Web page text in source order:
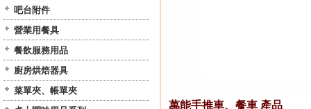
吧台附件
營業用餐具
餐飲服務用品
廚房烘焙器具
菜單夾、帳單夾
萬能手推車、餐車 產品